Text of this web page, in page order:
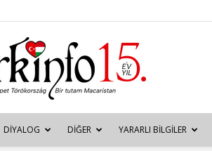
Türkinfo
DIYALOG DIĞER YARARLI BILGILER